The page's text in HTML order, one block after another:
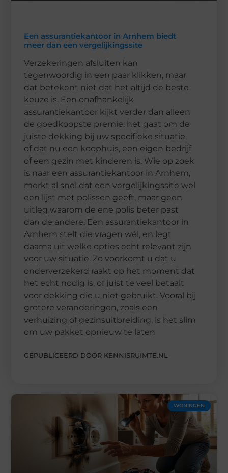
Een assurantiekantoor in Arnhem biedt
meer dan een vergelijkingssite
Verzekeringen afsluiten kan
tegenwoordig in een paar klikken, maar
dat betekent niet dat het altijd de beste
keuze is. Een onafhankelijk
assurantiekantoor kijkt verder dan alleen
de goedkoopste premie: het gaat om de
juiste dekking bij uw specifieke situatie,
of dat nu een koophuis, een eigen bedrijf
of een gezin met kinderen is. Wie op zoek
is naar een assurantiekantoor in Arnhem,
merkt al snel dat een vergelijkingssite wel
een lijst met polissen geeft, maar geen
uitleg waarom de ene polis beter past
dan de andere. Een assurantiekantoor in
Arnhem stelt die vragen wél, en legt
daarna uit welke opties echt relevant zijn
voor uw situatie. Zo voorkomt u dat u
onderverzekerd raakt op het moment dat
het echt nodig is, of juist te veel betaalt
voor dekking die u niet gebruikt. Vooral bij
grotere veranderingen, zoals een
verhuizing of gezinsuitbreiding, is het slim
om uw pakket opnieuw te laten
GEPUBLICEERD DOOR KENNISRUIMTE.NL
WONINGEN